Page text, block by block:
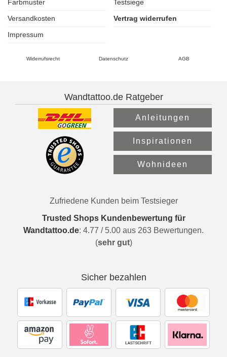
Farbmuster
Testsiege
Versandkosten
Vertrag widerrufen
Impressum
Widerrufsrecht Datenschutz AGB
Wandtattoo.de Ratgeber
Anleitungen
Inspirationen
Wohnideen
Zufriedene Kunden beim Testsieger
Trusted Shops Kundenbewertung für
Wandtattoo.de: 4.77 / 5.00 aus 263 Bewertungen.
(sehr gut)
Sicher bezahlen